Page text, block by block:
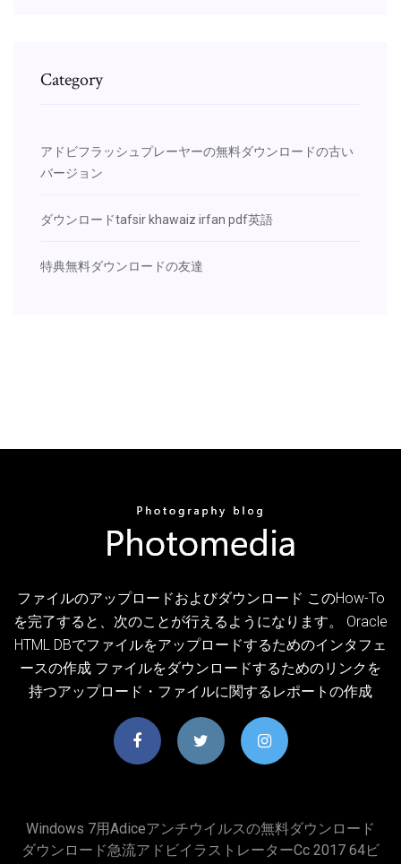
Category
アドビフラッシュプレーヤーの無料ダウンロードの古い
バージョン
ダウンロードtafsir khawaiz irfan pdf英語
特典無料ダウンロードの友達
ファイルのアップロードおよびダウンロード このHow-To
を完了すると、次のことが行えるようになります。 Oracle
HTML DBでファイルをアップロードするためのインタフェ
ースの作成 ファイルをダウンロードするためのリンクを
持つアップロード・ファイルに関するレポートの作成
Windows 7用adiceアンチウイルスの無料ダウンロード
ダウンロード急流アドビイラストレーターcc 2017 64ビ